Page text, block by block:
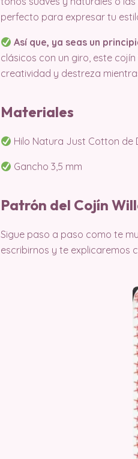
perfecto para expresar tu
Así que, ya seas un
clásicos con un giro, este
creatividad y destreza
Materiales
Hilo Natura Just Cotton de
Gancho 3,5 mm
Patrón del Cojín
Sigue paso a paso como te
escribirnos y te explicaremos